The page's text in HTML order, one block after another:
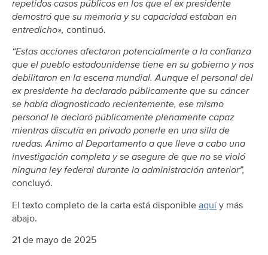
repetidos casos públicos en los que el ex presidente
demostró que su memoria y su capacidad estaban en
entredicho», continuó.
“Estas acciones afectaron potencialmente a la confianza
que el pueblo estadounidense tiene en su gobierno y nos
debilitaron en la escena mundial. Aunque el personal del
ex presidente ha declarado públicamente que su cáncer
se había diagnosticado recientemente, ese mismo
personal le declaró públicamente plenamente capaz
mientras discutía en privado ponerle en una silla de
ruedas. Animo al Departamento a que lleve a cabo una
investigación completa y se asegure de que no se violó
ninguna ley federal durante la administración anterior”,
concluyó.
El texto completo de la carta está disponible aquíy más
abajo.
21 de mayo de 2025